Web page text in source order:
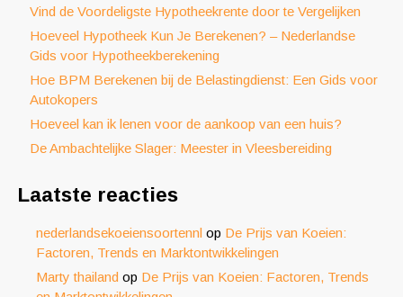
Vind de Voordeligste Hypotheekrente door te Vergelijken
Hoeveel Hypotheek Kun Je Berekenen? – Nederlandse
Gids voor Hypotheekberekening
Hoe BPM Berekenen bij de Belastingdienst: Een Gids voor
Autokopers
Hoeveel kan ik lenen voor de aankoop van een huis?
De Ambachtelijke Slager: Meester in Vleesbereiding
Laatste reacties
nederlandsekoeiensoortennl op De Prijs van Koeien:
Factoren, Trends en Marktontwikkelingen
Marty thailand op De Prijs van Koeien: Factoren, Trends